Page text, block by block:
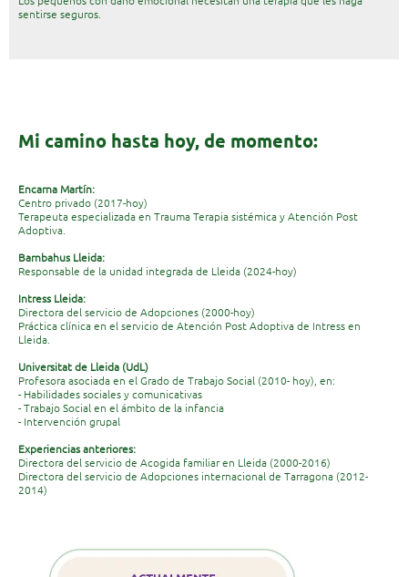
sentirse seguros.
Mi camino hasta hoy, de momento:
Encarna Martín:
Centro privado (2017-hoy)
Terapeuta especializada en Trauma Terapia sistémica y Atención Post
Adoptiva.
Barnbahus Lleida:
Responsable de la unidad integrada de Lleida (2024-hoy)
Intress Lleida:
Directora del servicio de Adopciones (2000-hoy)
Práctica clínica en el servicio de Atención Post Adoptiva de Intress en
Lleida.
Universitat de Lleida (UdL)
Profesora asociada en el Grado de Trabajo Social (2010- hoy), en:
- Habilidades sociales y comunicativas
- Trabajo Social en el ámbito de la infancia
- Intervención grupal
Experiencias anteriores:
Directora del servicio de Acogida familiar en Lleida (2000-2016)
Directora del servicio de Adopciones internacional de Tarragona (2012-
2014)